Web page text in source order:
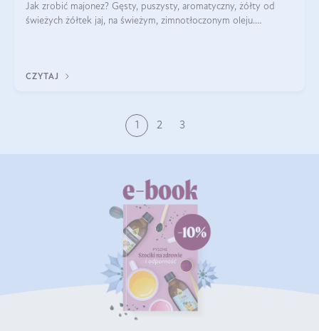
Jak zrobić majonez? Gęsty, puszysty, aromatyczny, żółty od
świeżych żółtek jaj, na świeżym, zimnotłoczonym oleju.
CZYTAJ
1 2 3